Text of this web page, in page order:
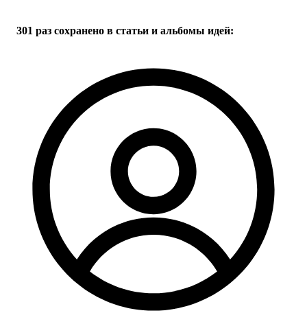
301 раз сохранено в статьи и альбомы идей: